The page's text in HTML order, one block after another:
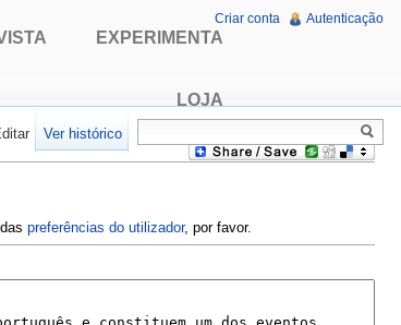
preferências do utilizador, por favor.
EXPERIMENTA
LOJA
Criar conta Autenticação
Ver histórico